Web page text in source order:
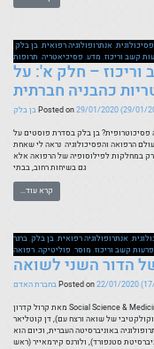
,אנתרופולוגיה רפואית,בן בלק,
קשב וריכוז, מדע, פסיכיאטריה, תרופות
וריכוז – חלק א': על
כהבניה חברתית
Posted on29/01/2020(29/01/
בן בלק
בן בלק בסדרת פוסטים על
הרפואה והפסיכולוגיה נראה לי שאחת
במחלקות לפילוסופיה של הרפואה אלא
גם בשיחות רחוב, בבתי
קרא עוד…
,אנתרופולוגיה רפואית,בן בלק,ברגר
קשב וריכוז, מוסר, פוליטיקה,רפואה
הדור השני לשואה
Posted on22/01/2020
בחברת האדם
מאמר חדש על הדור השני לשואה שפורסם לאחרונה בכתב העת Social Science & Medicine מאת קרול קדרון
וקולקטיבי של שואה ורצח עם), דן קוטליאר
באוניברסיטה העברית, וכיום הוא
סטנפורד), ולורנס קירמאייר (ראש